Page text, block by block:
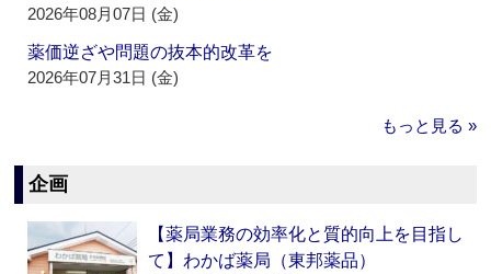
2026年08月07日 (金)
薬価逆ざや問題の抜本的改革を
2026年07月31日 (金)
もっと見る »
企画
【薬局業務の効率化と質的向上を目指し
て】わかば薬局（東邦薬品）